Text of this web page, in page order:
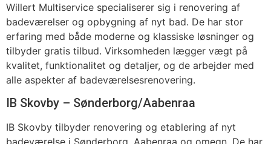
Willert Multiservice specialiserer sig i renovering af
badeværelser og opbygning af nyt bad. De har stor
erfaring med både moderne og klassiske løsninger og
tilbyder gratis tilbud. Virksomheden lægger vægt på
kvalitet, funktionalitet og detaljer, og de arbejder med
alle aspekter af badeværelsesrenovering.
IB Skovby – Sønderborg/Aabenraa
IB Skovby tilbyder renovering og etablering af nyt
badeværelse i Sønderborg, Aabenraa og omegn. De har